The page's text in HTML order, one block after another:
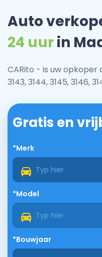
Auto
24 uurin
CARito - is uw opkoper
3143, 3144, 3145, 3146,
Gratis en
*Merk
*Model
*Bouwjaar